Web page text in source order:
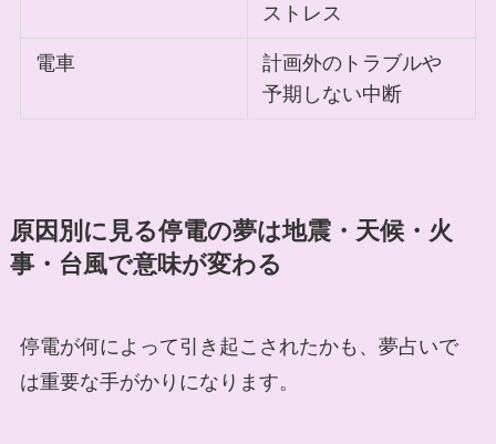
ストレス
電車
計画外のトラブルや
予期しない中断
原因別に見る停電の夢は地震・天候・火
事・台風で意味が変わる
停電が何によって引き起こされたかも、夢占いで
は重要な手がかりになります。